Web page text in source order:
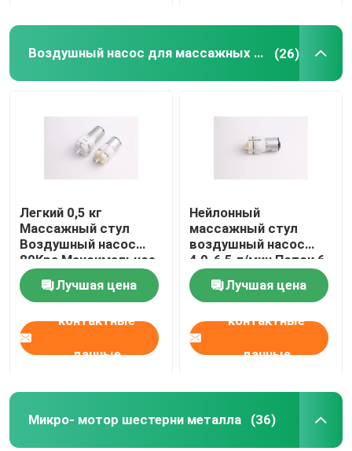
Воздушный насос для массажных стульев (26)
Легкий 0,5 кг
Массажный стул
Воздушный насос
80Kpa Максимальное
давление 4,0 ~ 6,5L/
мин
Лучшая цена
контактные
данные
Нейлонный
массажный стул
воздушный насос
4,0-6,5 л/мин Поток 6-
24 В напряжение
Лучшая цена
контактные
данные
Микро- мотор шестерни металла (36)